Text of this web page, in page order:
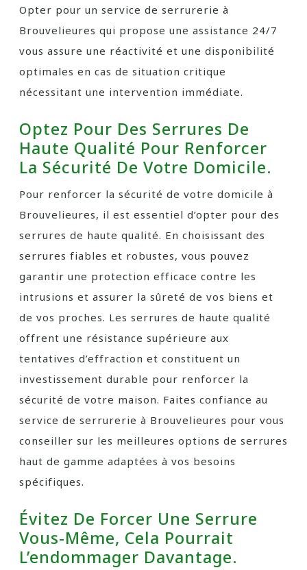
Opter pour un service de serrurerie à
Brouvelieures qui propose une assistance 24/7
vous assure une réactivité et une disponibilité
optimales en cas de situation critique
nécessitant une intervention immédiate.
Optez Pour Des Serrures De
Haute Qualité Pour Renforcer
La Sécurité De Votre Domicile.
Pour renforcer la sécurité de votre domicile à
Brouvelieures, il est essentiel d’opter pour des
serrures de haute qualité. En choisissant des
serrures fiables et robustes, vous pouvez
garantir une protection efficace contre les
intrusions et assurer la sûreté de vos biens et
de vos proches. Les serrures de haute qualité
offrent une résistance supérieure aux
tentatives d’effraction et constituent un
investissement durable pour renforcer la
sécurité de votre maison. Faites confiance au
service de serrurerie à Brouvelieures pour vous
conseiller sur les meilleures options de serrures
haut de gamme adaptées à vos besoins
spécifiques.
Évitez De Forcer Une Serrure
Vous-Même, Cela Pourrait
L’endommager Davantage.